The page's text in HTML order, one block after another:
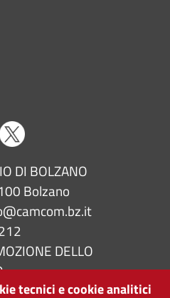
DI BOLZANO
Bolzano
DELLO
tecnici e cookie analitici